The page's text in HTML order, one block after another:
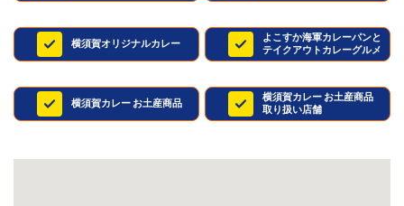
横須賀オリジナルカレー
よこすか海軍カレーパンと
テイクアウトカレーグルメ
横須賀カレー お土産商品
横須賀カレー お土産商品
取り扱い店舗